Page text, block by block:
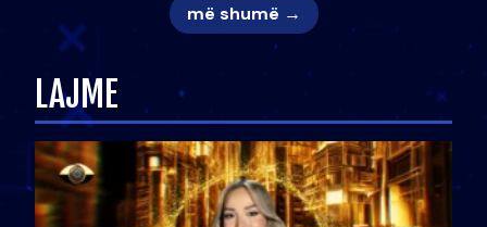
më shumë →
LAJME